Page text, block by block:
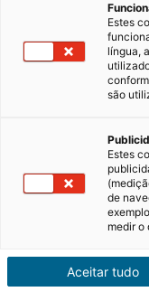
Chegou a hora
que será o «
uma casa não
lugar com
ou
Estes
língua,
são
Estes
de
medir o
Aceitar tudo